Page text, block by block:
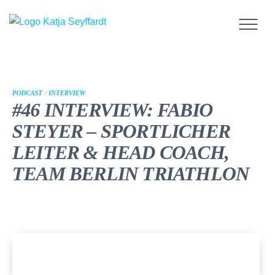
PODCAST // INTERVIEW
#46 INTERVIEW: FABIO
STEYER – SPORTLICHER
LEITER & HEAD COACH,
TEAM BERLIN TRIATHLON